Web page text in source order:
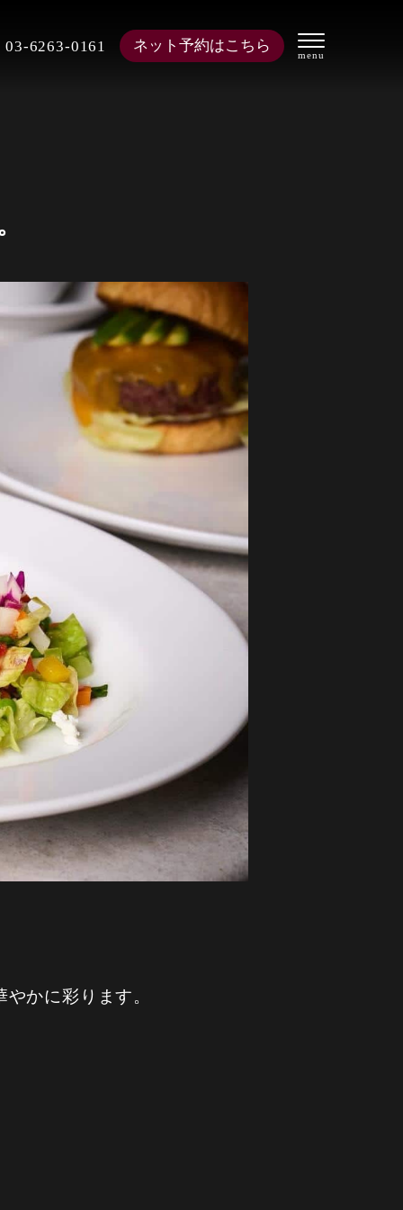
03-6263-0161 ネット予約はこちら
かに彩ります。